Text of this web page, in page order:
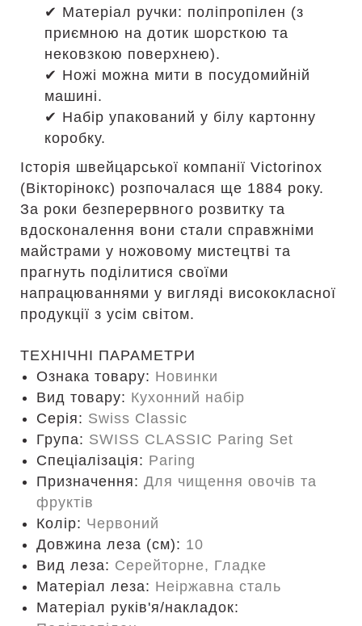
✔ Матеріал ручки: поліпропілен (з
приємною на дотик шорсткою та
нековзкою поверхнею).
✔ Ножі можна мити в посудомийній
машині.
✔ Набір упакований у білу картонну
коробку.
Історія швейцарської компанії Victorinox
(Вікторінокс) розпочалася ще 1884 року.
За роки безперервного розвитку та
вдосконалення вони стали справжніми
майстрами у ножовому мистецтві та
прагнуть поділитися своїми
напрацюваннями у вигляді висококласної
продукції з усім світом.
ТЕХНІЧНІ ПАРАМЕТРИ
Ознака товару: Новинки
Вид товару: Кухонний набір
Серія: Swiss Classic
Група: SWISS CLASSIC Paring Set
Спеціалізація: Paring
Призначення: Для чищення овочів та
фруктів
Колір: Червоний
Довжина леза (см): 10
Вид леза: Серейторне, Гладке
Матеріал леза: Неіржавна сталь
Матеріал руків'я/накладок: